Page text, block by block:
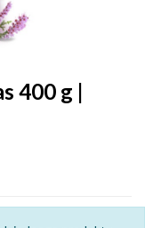
400 g |